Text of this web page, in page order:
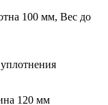
100 мм, Вес до
120 мм